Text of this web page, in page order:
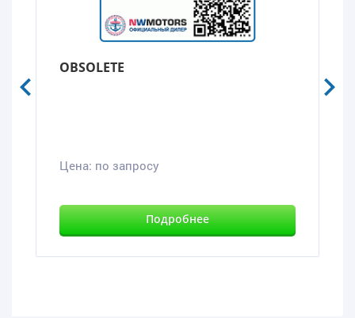
OBSOLETE
Цена: по запросу
Подробнее